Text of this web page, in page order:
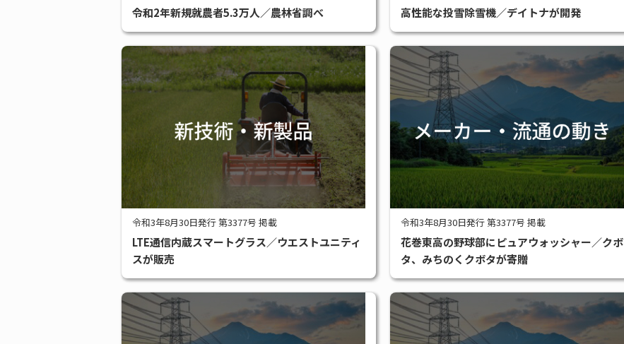
令和2年新規就農者5.3万人／農林省調べ 高性能な投雪除雪機／デイトナが開発
令和3年8月30日発行 第3377号 掲載
LTE通信内蔵スマートグラス／ウエストユニティ
スが販売
令和3年8月30日発行 第3377号 掲載
花巻東高の野球部にピュアウォッシャー／クボ
タ、みちのくクボタが寄贈